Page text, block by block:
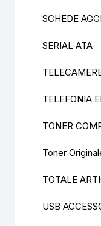
SCHEDE
SERIAL ATA
TELEFONIA
TONER
Toner
TOTALE
USB